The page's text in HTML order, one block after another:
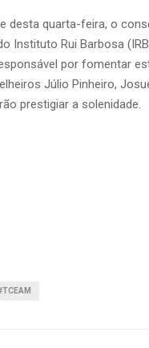
quarta-feira, o
Instituto Rui Barbosa
por fomentar
Júlio Pinheiro,
prestigiar a solenidade.